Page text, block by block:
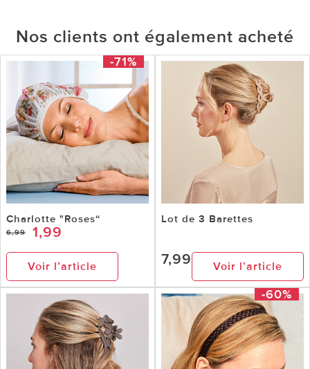
Nos clients ont également acheté
-71%
Charlotte "Roses“
6,99 1,99
Voir l’article
Lot de 3 Barettes
7,99 Voir l’article
-60%